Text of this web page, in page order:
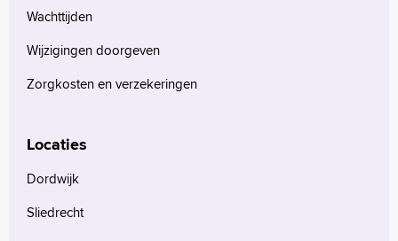
Wachttijden
Wijzigingen doorgeven
Zorgkosten en verzekeringen
Locaties
Dordwijk
Sliedrecht